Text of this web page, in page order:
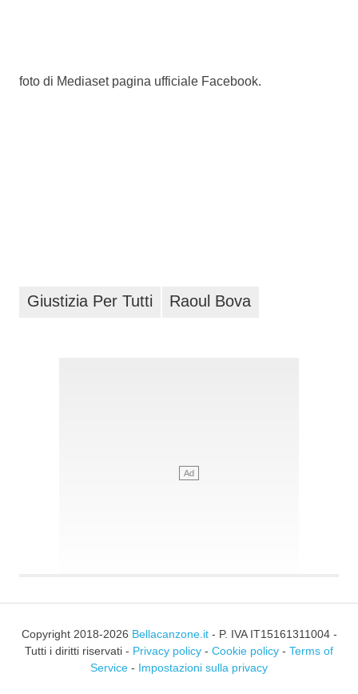
foto di Mediaset pagina ufficiale Facebook.
Giustizia Per Tutti Raoul Bova
Copyright 2018-2026 Bellacanzone.it- P. IVA IT15161311004 -
Tutti i diritti riservati - Privacy policy - Cookie policy - Terms of
Service - Impostazioni sulla privacy